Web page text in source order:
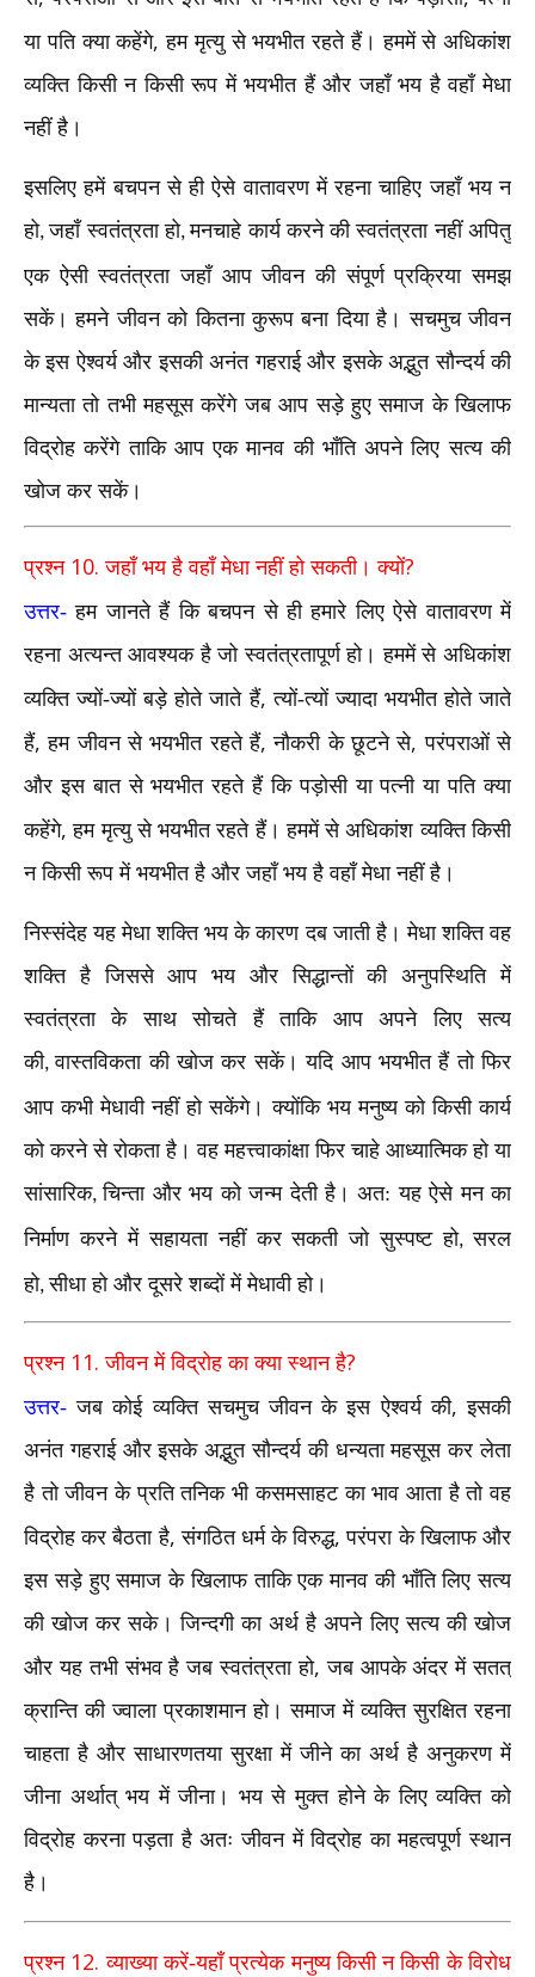
या पति क्या कहेंगे,हम मृत्यु से भयभीत रहते हैं। हममें से अधिकांश
व्यक्ति किसी न किसी रूप में भयभीत हैं और जहाँ भय है वहाँ मेधा
नहीं है।
इसलिए हमें बचपन से ही ऐसे वातावरण में रहना चाहिए जहाँ भय न
हो,जहाँ स्वतंत्रता हो,मनचाहे कार्य करने की स्वतंत्रता नहीं अपितु
एक ऐसी स्वतंत्रता जहाँ आप जीवन की संपूर्ण प्रक्रिया समझ
सकें। हमने जीवन को कितना कुरूप बना दिया है। सचमुच जीवन
के इस ऐश्वर्य और इसकी अनंत गहराई और इसके अद्भुत सौन्दर्य की
मान्यता तो तभी महसूस करेंगे जब आप सड़े हुए समाज के खिलाफ
विद्रोह करेंगे ताकि आप एक मानव की भाँति अपने लिए सत्य की
खोज कर सकें।
प्रश्न 10.जहाँ भय है वहाँ मेधा नहीं हो सकती। क्यों?
उत्तर- हम जानते हैं कि बचपन से ही हमारे लिए ऐसे वातावरण में
रहना अत्यन्त आवश्यक है जो स्वतंत्रतापूर्ण हो। हममें से अधिकांश
व्यक्ति ज्यों-ज्यों बड़े होते जाते हैं,त्यों-त्यों ज्यादा भयभीत होते जाते
हैं,हम जीवन से भयभीत रहते हैं,नौकरी के छूटने से,परंपराओं से
और इस बात से भयभीत रहते हैं कि पड़ोसी या पत्नी या पति क्या
कहेंगे,हम मृत्यु से भयभीत रहते हैं। हममें से अधिकांश व्यक्ति किसी
न किसी रूप में भयभीत है और जहाँ भय है वहाँ मेधा नहीं है।
निस्संदेह यह मेधा शक्ति भय के कारण दब जाती है। मेधा शक्ति वह
शक्ति है जिससे आप भय और सिद्धान्तों की अनुपस्थिति में
स्वतंत्रता के साथ सोचते हैं ताकि आप अपने लिए सत्य
की,वास्तविकता की खोज कर सकें। यदि आप भयभीत हैं तो फिर
आप कभी मेधावी नहीं हो सकेंगे। क्योंकि भय मनुष्य को किसी कार्य
को करने से रोकता है। वह महत्त्वाकांक्षा फिर चाहे आध्यात्मिक हो या
सांसारिक,चिन्ता और भय को जन्म देती है। अत: यह ऐसे मन का
निर्माण करने में सहायता नहीं कर सकती जो सुस्पष्ट हो,सरल
हो,सीधा हो और दूसरे शब्दों में मेधावी हो।
प्रश्न 11.जीवन में विद्रोह का क्या स्थान है?
उत्तर- जब कोई व्यक्ति सचमुच जीवन के इस ऐश्वर्य की,इसकी
अनंत गहराई और इसके अद्भुत सौन्दर्य की धन्यता महसूस कर लेता
है तो जीवन के प्रति तनिक भी कसमसाहट का भाव आता है तो वह
विद्रोह कर बैठता है,संगठित धर्म के विरुद्ध,परंपरा के खिलाफ और
इस सड़े हुए समाज के खिलाफ ताकि एक मानव की भाँति लिए सत्य
की खोज कर सके। जिन्दगी का अर्थ है अपने लिए सत्य की खोज
और यह तभी संभव है जब स्वतंत्रता हो,जब आपके अंदर में सतत्
क्रान्ति की ज्वाला प्रकाशमान हो। समाज में व्यक्ति सुरक्षित रहना
चाहता है और साधारणतया सुरक्षा में जीने का अर्थ है अनुकरण में
जीना अर्थात् भय में जीना। भय से मुक्त होने के लिए व्यक्ति को
विद्रोह करना पड़ता है अतः जीवन में विद्रोह का महत्वपूर्ण स्थान
है।
प्रश्न 12.व्याख्या करें-यहाँ प्रत्येक मनुष्य किसी न किसी के विरोध